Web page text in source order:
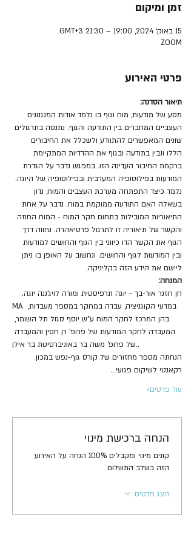
זמן ומיקום
15 באוק׳ 2024, 19:00 – 21:30 GMT‎+3‎
ZOOM
פרטי האירוע
תיאור הסדנה:
מסע של מודעות, מוח וגוף בו נלמד אודות המנגנונים
העצביים המחברים בין התודעה והגוף. נתנסה בתרגולים
שונים המאפשרים להתוודע ולשכלל את החיבורים
הללו ונבין בתודעה ובגוף את ההדדיות המתקיימת
ברקמת החיבור העדינה הזו. במפגש נדבר על הגדרת
המודעות בפילוסופיה המערבית ובפילוסופיה של היוגה.
נלמד כיצד התפתחה מערכת העצבים והמוח, נדון
בשאלה האם התודעה ממוקמת במוח. נדבר על אחת
התיאוריות המובילות בתחום חקר המוח - המוח החוזה
והקשר של תיאוריה זו לתרגול פרטיאהרה. נחווה דרך
הגוף את הקשר הדו כיווני בין הגוף והחושים למודעות
ובין המודעות לגוף והחושים. ונחשוב על האופן בו ניתן
ליישם את הידע הזה בקליניקה.
המנחה:
חן רוזנר אור-בך - יוגה תרפיסטית ומורה לויג'ננה יוגה.
MA במדעי הקוגניציה, עבדה במחקר במספר מעבדות,
בהן המרכז לחקר המוח ע"ש יוסף סגול תל השומר,
המעבדה לחקר המודעות של פרופ' רן חסין והמעבדה
של פרופ' משה בר באוניברסיטת בר אילן..
הנחתה מספר מחזורים של קורס גוף-נפש במכון
רקאנטי לשיקום פגועי…
עוד פרטים>
הנחה ברכישת מינוי
קונים מינוי ומקבלים 100% הנחה על האירוע
הזה בשלב התשלום
הצג פרטים